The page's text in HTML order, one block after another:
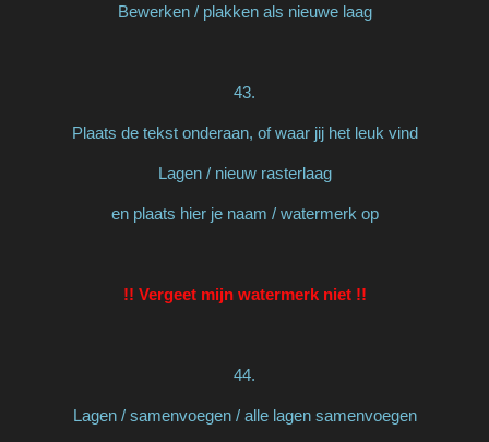
Bewerken / plakken als nieuwe laag
43.
Plaats de tekst onderaan, of waar jij het leuk vind
Lagen / nieuw rasterlaag
en plaats hier je naam / watermerk op
!! Vergeet mijn watermerk niet !!
44.
Lagen / samenvoegen / alle lagen samenvoegen